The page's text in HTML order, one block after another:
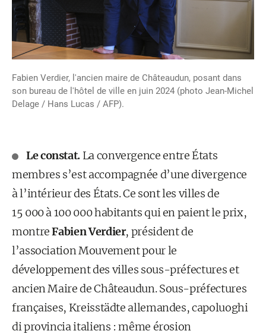
Fabien Verdier, l'ancien maire de Châteaudun, posant dans
son bureau de l'hôtel de ville en juin 2024 (photo Jean-Michel
Delage / Hans Lucas / AFP).
Le constat. La convergence entre États
membres s’est accompagnée d’une divergence
à l’intérieur des États. Ce sont les villes de
15 000 à 100 000 habitants qui en paient le prix,
montreFabien Verdier, président de
l’association Mouvement pour le
développement des villes sous-préfectures et
ancien Maire de Châteaudun. Sous-préfectures
françaises, Kreisstädte allemandes, capoluoghi
di provincia italiens : même érosion